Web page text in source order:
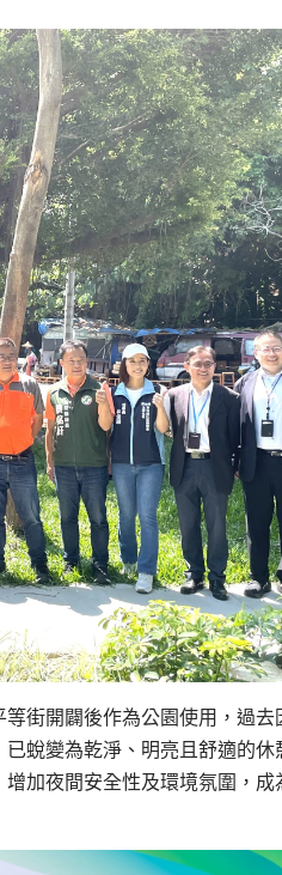
街開闢後作為公園使用，過去
蛻變為乾淨、明亮且舒適的休
加夜間安全性及環境氛圍，成